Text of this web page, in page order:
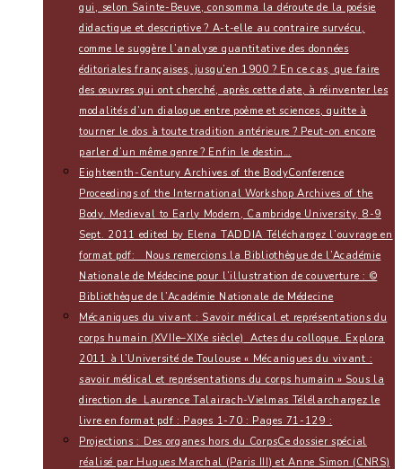
qui, selon Sainte-Beuve, consomma la déroute de la poésie
didactique et descriptive ? A-t-elle au contraire survécu,
comme le suggère l’analyse quantitative des données
éditoriales françaises, jusqu’en 1900 ? En ce cas, que faire
des œuvres qui ont cherché, après cette date, à réinventer les
modalités d’un dialogue entre poème et sciences, quitte à
tourner le dos à toute tradition antérieure ? Peut-on encore
parler d’un même genre ? Enfin le destin…
Eighteenth-Century Archives of the BodyConference
Proceedings of the International Workshop Archives of the
Body. Medieval to Early Modern, Cambridge University, 8-9
Sept. 2011 edited by Elena TADDIA Téléchargez l’ouvrage en
format pdf: Nous remercions la Bibliothèque de l’Académie
Nationale de Médecine pour l’illustration de couverture : ©
Bibliothèque de l’Académie Nationale de Médecine
Mécaniques du vivant : Savoir médical et représentations du
corps humain (XVIIe–XIXe siècle) Actes du colloque. Explora
2011 à l’Université de Toulouse « Mécaniques du vivant :
savoir médical et représentations du corps humain » Sous la
direction de Laurence Talairach-Vielmas Télélarchargez le
livre en format pdf : Pages 1-70 : Pages 71-129 :
Projections : Des organes hors du CorpsCe dossier spécial
réalisé par Hugues Marchal (Paris III) et Anne Simon (CNRS)